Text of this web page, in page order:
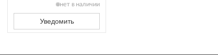
нет в наличии
Уведомить